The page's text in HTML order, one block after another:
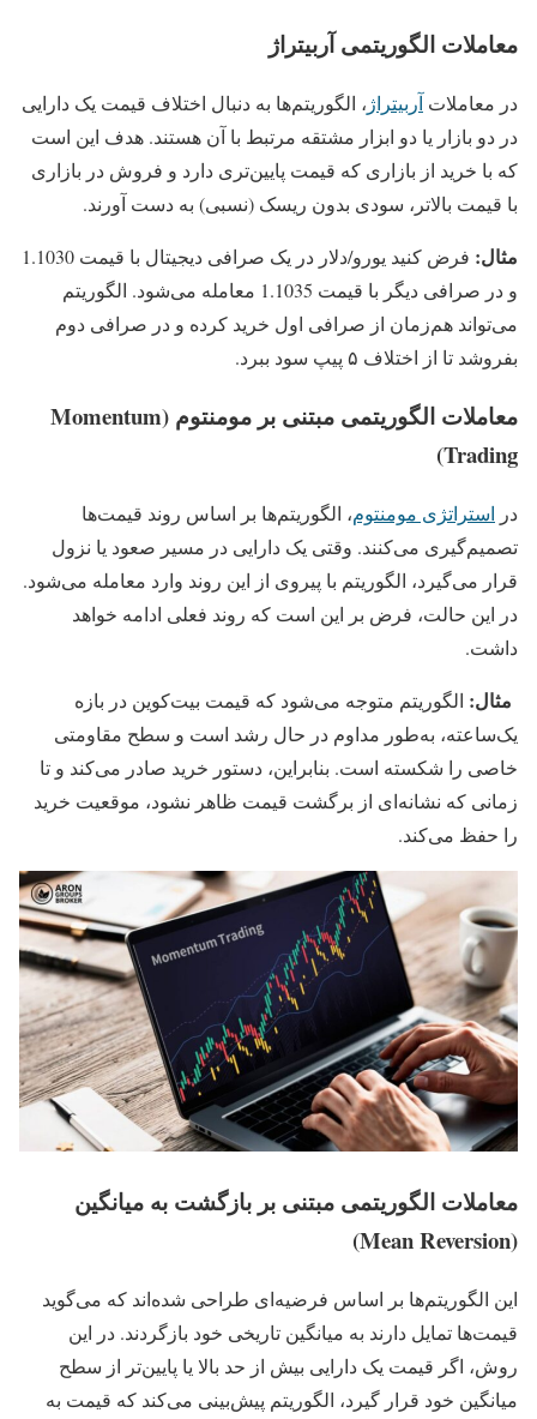
معاملات الگوریتمی آربیتراژ
در معاملات آربیتراژ، الگوریتم‌ها به دنبال اختلاف قیمت یک دارایی
در دو بازار یا دو ابزار مشتقه مرتبط با آن هستند. هدف این است
که با خرید از بازاری که قیمت پایین‌تری دارد و فروش در بازاری
با قیمت بالاتر، سودی بدون ریسک (نسبی) به دست آورند.
مثال:
فرض کنید یورو/دلار در یک صرافی دیجیتال با قیمت 1.1030
و در صرافی دیگر با قیمت 1.1035 معامله می‌شود. الگوریتم
می‌تواند هم‌زمان از صرافی اول خرید کرده و در صرافی دوم
بفروشد تا از اختلاف ۵ پیپ سود ببرد.
معاملات الگوریتمی مبتنی بر مومنتوم (Momentum
Trading)
در استراتژی مومنتوم، الگوریتم‌ها بر اساس روند قیمت‌ها
تصمیم‌گیری می‌کنند. وقتی یک دارایی در مسیر صعود یا نزول
قرار می‌گیرد، الگوریتم با پیروی از این روند وارد معامله می‌شود.
در این حالت، فرض بر این است که روند فعلی ادامه خواهد
داشت.
مثال: الگوریتم متوجه می‌شود که قیمت بیت‌کوین در بازه
یک‌ساعته، به‌طور مداوم در حال رشد است و سطح مقاومتی
خاصی را شکسته است. بنابراین، دستور خرید صادر می‌کند و تا
زمانی که نشانه‌ای از برگشت قیمت ظاهر نشود، موقعیت خرید
را حفظ می‌کند.
معاملات الگوریتمی مبتنی بر بازگشت به میانگین
(Mean Reversion)
این الگوریتم‌ها بر اساس فرضیه‌ای طراحی شده‌اند که می‌گوید
قیمت‌ها تمایل دارند به میانگین تاریخی خود بازگردند. در این
روش، اگر قیمت یک دارایی بیش از حد بالا یا پایین‌تر از سطح
میانگین خود قرار گیرد، الگوریتم پیش‌بینی می‌کند که قیمت به